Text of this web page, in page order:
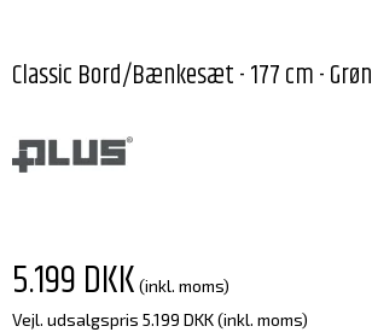
Classic Bord/Bænkesæt - 177 cm - Grøn
5.199 DKK (inkl. moms)
Vejl. udsalgspris 5.199 DKK(inkl. moms)